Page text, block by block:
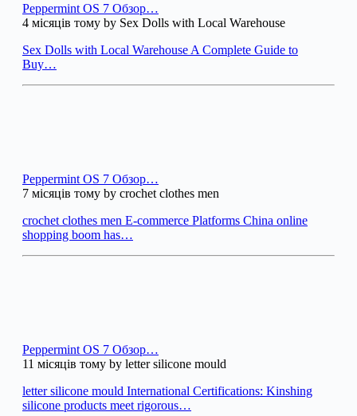
Peppermint OS 7 Обзор…
4 місяців тому by Sex Dolls with Local Warehouse
Sex Dolls with Local Warehouse A Complete Guide to
Buy…
Peppermint OS 7 Обзор…
7 місяців тому by crochet clothes men
crochet clothes men E-commerce Platforms China online
shopping boom has…
Peppermint OS 7 Обзор…
11 місяців тому by letter silicone mould
letter silicone mould International Certifications: Kinshing
silicone products meet rigorous…